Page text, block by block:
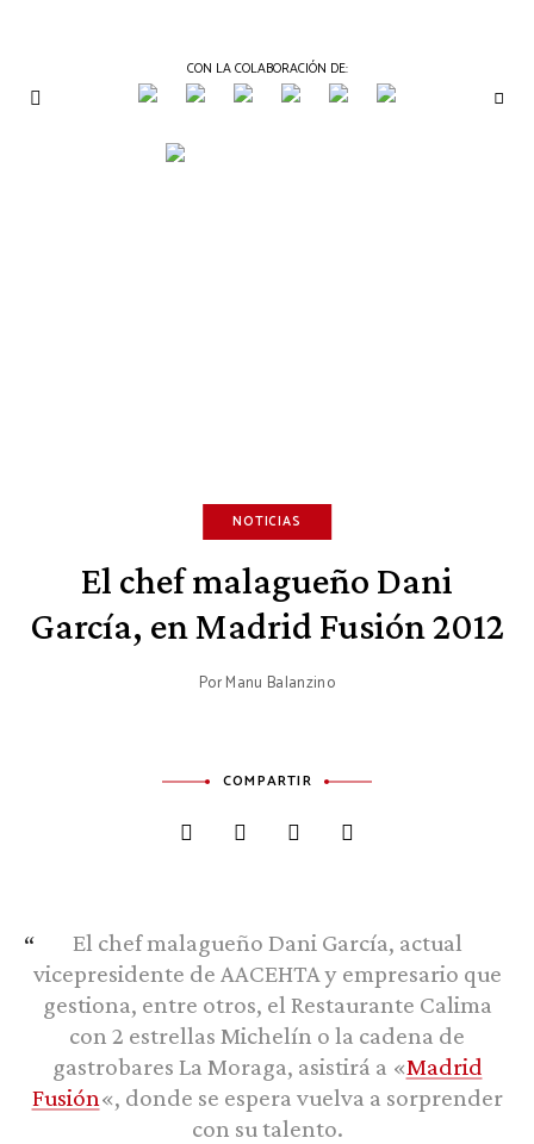
CON LA COLABORACIÓN DE:
Periódico
NOTICIAS
El chef malagueño Dani
García, en Madrid Fusión 2012
PorManu Balanzino
COMPARTIR
El chef malagueño Dani García, actual
vicepresidente de AACEHTA y empresario que
gestiona, entre otros, el Restaurante Calima
con 2 estrellas Michelín o la cadena de
gastrobares La Moraga, asistirá a «Madrid
Fusión«, donde se espera vuelva a sorprender
con su talento.